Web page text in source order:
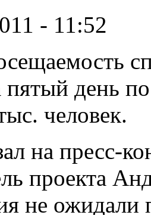
- 11:52
пятый день
человек.
на пресс-
проекта
не ожидали